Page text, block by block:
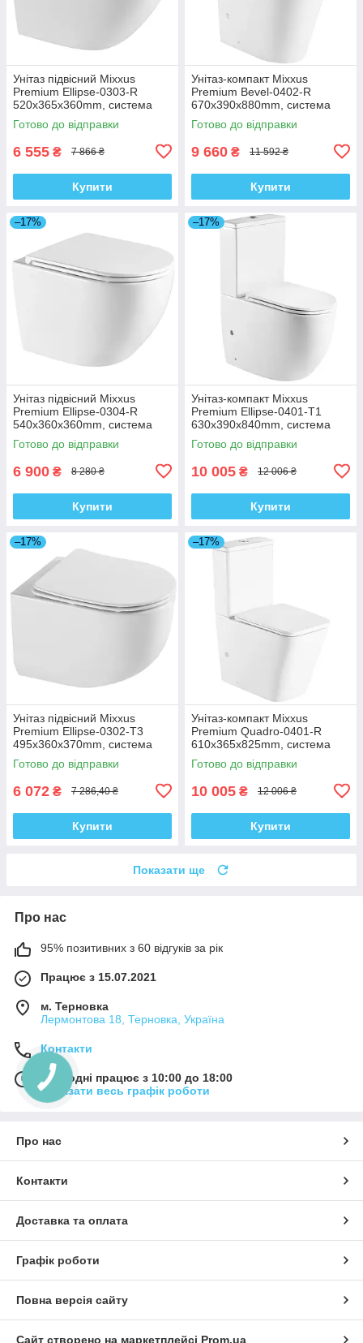
Унітаз підвісний Mixxus
Premium Ellipse-0303-R
520x365x360mm, система
змиву Rimless (MP6463)
Готово до відправки
6 555 ₴ 7 866 ₴
Купити
Унітаз-компакт Mixxus
Premium Bevel-0402-R
670x390x880mm, система
змиву RIMLESS (MP6474)
Готово до відправки
9 660 ₴ 11 592 ₴
Купити
–17%
Унітаз підвісний Mixxus
Premium Ellipse-0304-R
540x360x360mm, система
змиву Rimless (MP6466)
Готово до відправки
6 900 ₴ 8 280 ₴
Купити
–17%
Унітаз-компакт Mixxus
Premium Ellipse-0401-T1
630x390x840mm, система
змиву TORNADO 1.0
(MP6467)
Готово до відправки
10 005 ₴ 12 006 ₴
Купити
–17%
Унітаз підвісний Mixxus
Premium Ellipse-0302-T3
495x360x370mm, система
змиву Tornado 3.0 (MP6462)
Готово до відправки
6 072 ₴ 7 286,40 ₴
Купити
–17%
Унітаз-компакт Mixxus
Premium Quadro-0401-R
610x365x825mm, система
змиву RIMLESS (MP6457)
Готово до відправки
10 005 ₴ 12 006 ₴
Купити
Показати ще
Про нас
95% позитивних з 60 відгуків за рік
Працює з 15.07.2021
м. Терновка
Лермонтова 18, Терновка, Україна
Контакти
Сьогодні працює з 10:00 до 18:00
Показати весь графік роботи
Про нас
Контакти
Доставка та оплата
Графік роботи
Повна версія сайту
Сайт створено на маркетплейсі Prom.ua